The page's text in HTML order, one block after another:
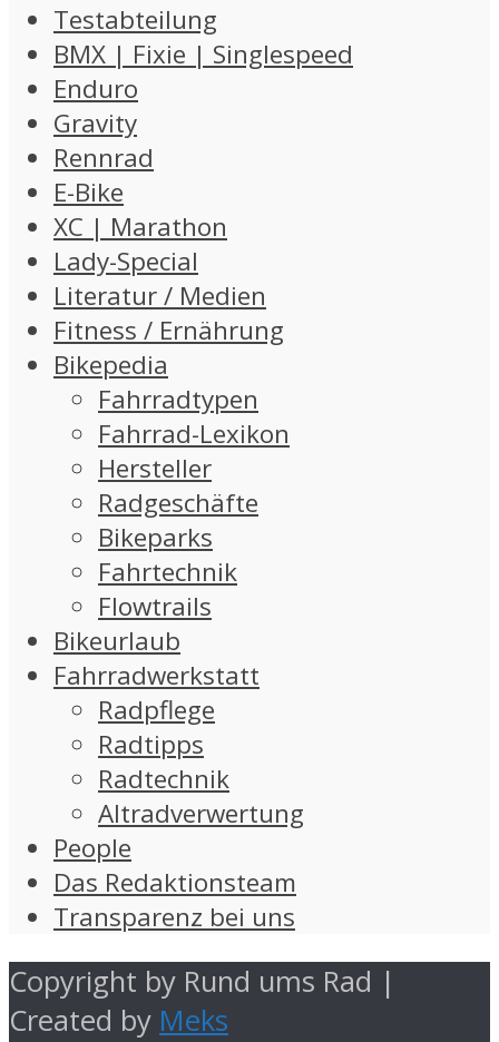
Testabteilung
BMX | Fixie | Singlespeed
Enduro
Gravity
Rennrad
E-Bike
XC | Marathon
Lady-Special
Literatur / Medien
Fitness / Ernährung
Bikepedia
Fahrradtypen
Fahrrad-Lexikon
Hersteller
Radgeschäfte
Bikeparks
Fahrtechnik
Flowtrails
Bikeurlaub
Fahrradwerkstatt
Radpflege
Radtipps
Radtechnik
Altradverwertung
People
Das Redaktionsteam
Transparenz bei uns
Copyright by Rund ums Rad |
Created by Meks